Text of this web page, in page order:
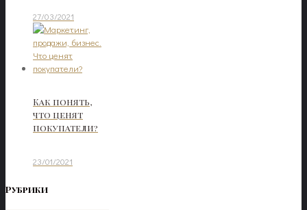
27/03/2021
Как понять,
что ценят
покупатели?
23/01/2021
Рубрики